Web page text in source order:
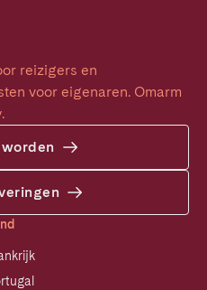
reizigers en
voor eigenaren. Omarm